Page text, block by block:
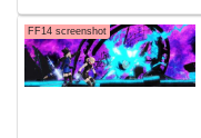
FF14 screenshot